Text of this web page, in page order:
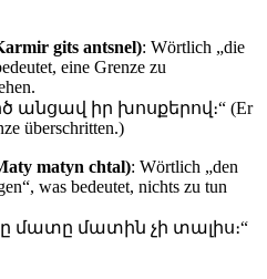
gits antsnel): Wörtlich „die
eine Grenze zu
անցավ իր խոսքերով։“ (Er
überschritten.)
matyn chtal): Wörtlich „den
was bedeutet, nichts zu tun
մատը մատին չի տալիս։“